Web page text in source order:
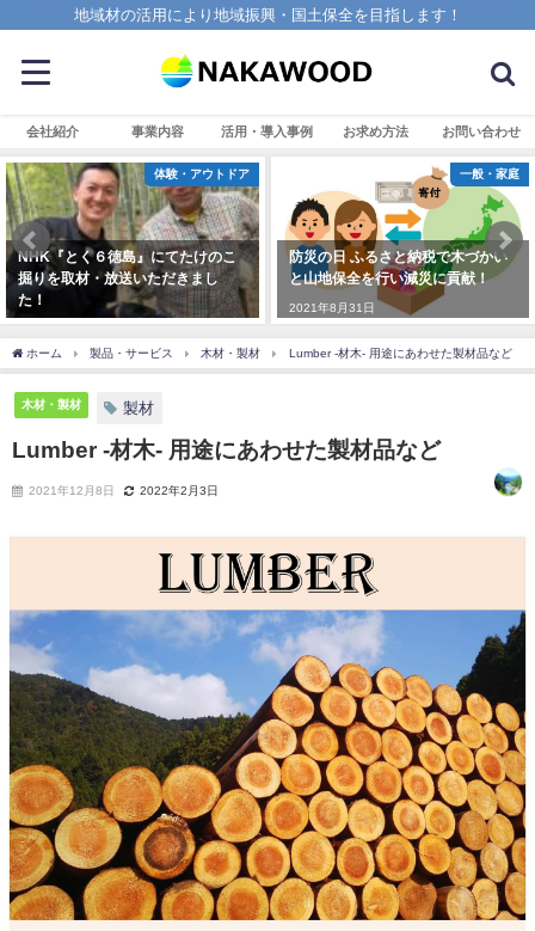
地域材の活用により地域振興・国土保全を目指します！
会社紹介 事業内容 活用・導入事例 お求め方法 お問い合わせ
体験・アウトドア
NHK『とく６徳島』にてたけのこ
掘りを取材・放送いただきまし
た！
一般・家庭
防災の日 ふるさと納税で木づかい
と山地保全を行い減災に貢献！
2021年8月31日
ホーム 製品・サービス 木材・製材 Lumber -材木- 用途にあわせた製材品など
木材・製材 製材
Lumber -材木- 用途にあわせた製材品など
2021年12月8日 2022年2月3日